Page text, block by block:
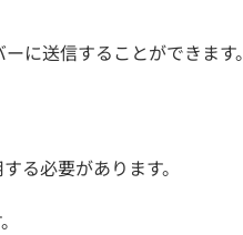
に送信することができます。
る必要があります。